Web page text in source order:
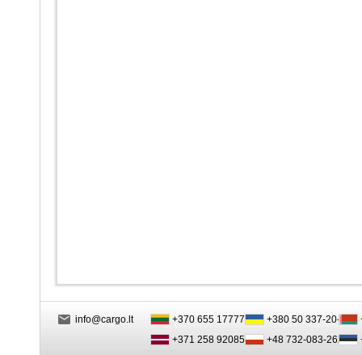
info@cargo.lt
+370 655 17777
+371 258 92085
+380 50 337-20-47
+48 732-083-262